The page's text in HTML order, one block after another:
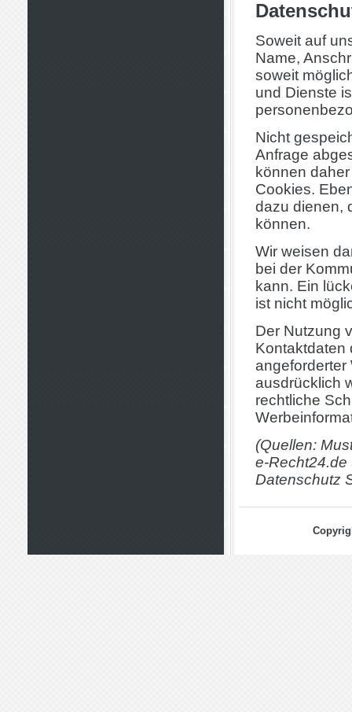
Soweit auf
Name,
soweit
und Dienste
Nicht
Anfrage
können
Cookies.
dazu dienen,
können.
Wir weisen
bei der
kann. Ein
ist nicht
Der Nutzung
Kontaktdaten
angeforderter
ausdrücklich
rechtliche
(Quellen:
e-
Datenschutz